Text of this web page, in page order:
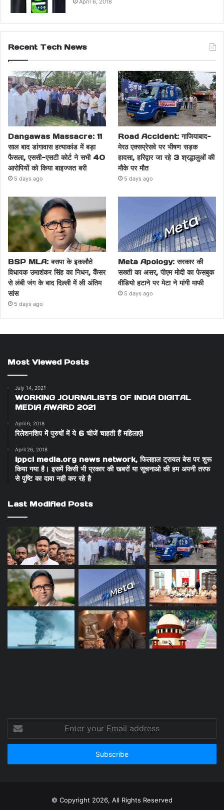
April 6, 2018
Recent Tech News
Dangawas Massacre: 11
साल बाद डांगावास हत्याकांड में बड़ा
फैसला, एससी-एसटी कोर्ट ने सभी 40
आरोपियों को किया बाइज्जत बरी
5 days ago
Road Accident: गाजियाबाद-
मेरठ एक्सप्रेसवे पर भीषण सड़क
हादसा, हरिद्वार जा रहे 3 श्रद्धालुओं की
मौके पर मौत
5 days ago
BSP MLA: बसपा के इकलौते
विधायक उमाशंकर सिंह का निधन, कैंसर
से लंबी जंग के बाद दिल्ली में ली अंतिम
सांस
5 days ago
Meta Apology: सरकार की
सख्ती का असर, पीएम मोदी का फेसबुक
वीडियो हटाने पर मेटा ने मांगी माफी
5 days ago
Most Viewed Posts
July 14, 2021
WORKING JOURNALISTS OF INDIA DIGITAL
MEDIA AWARD 2021
April 6, 2018
रिलेशनशिप में पुरुषों में ये 6 चीजें चाहती हैं महिलाएं!
April 26, 2018
ippci media.org news network, फिलहाल ट्रायल बेस पर शुरू
किया गया है। इसमें किसी भी प्रकार की खबरों या सूचनाओ की हम अपनी तरफ
से पुष्टि का दावा नही कर रहे है
Last Modified Posts
your
Email
© Copyright 2026, All Rights Reserved